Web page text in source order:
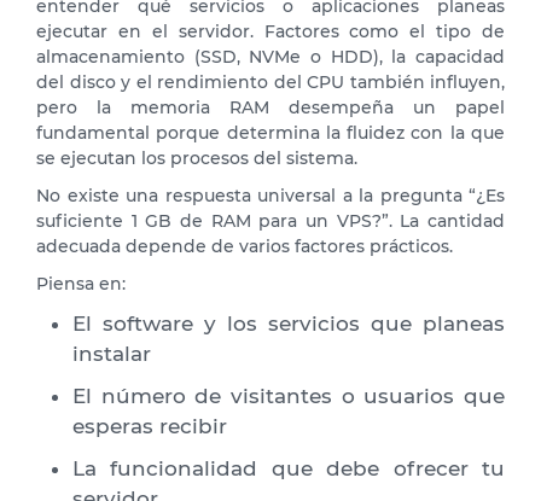
entender qué servicios o aplicaciones planeas
ejecutar en el servidor. Factores como el tipo de
almacenamiento (SSD, NVMe o HDD), la capacidad
del disco y el rendimiento del CPU también influyen,
pero la memoria RAM desempeña un papel
fundamental porque determina la fluidez con la que
se ejecutan los procesos del sistema.
No existe una respuesta universal a la pregunta “¿Es
suficiente 1 GB de RAM para un VPS?”. La cantidad
adecuada depende de varios factores prácticos.
Piensa en:
El software y los servicios que planeas
instalar
El número de visitantes o usuarios que
esperas recibir
La funcionalidad que debe ofrecer tu